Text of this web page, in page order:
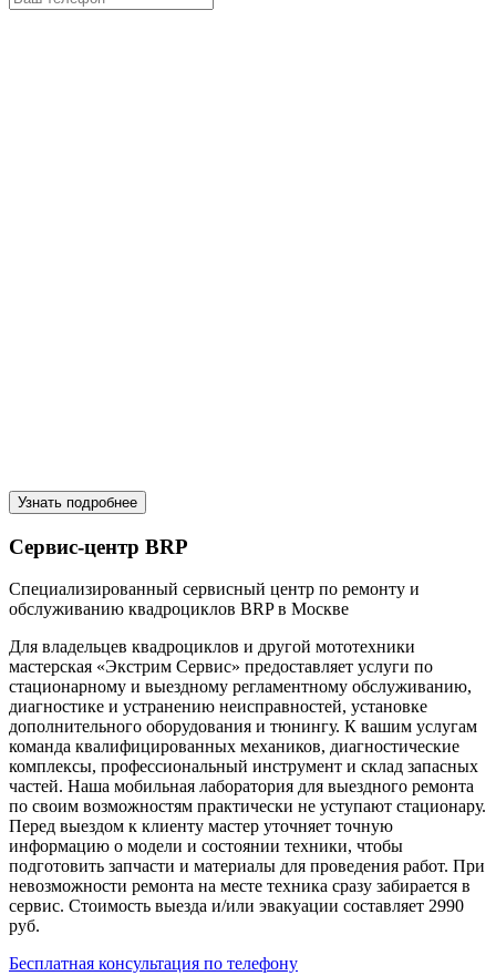
Узнать подробнее
Сервис-центр BRP
Специализированный сервисный центр по ремонту и
обслуживанию квадроциклов BRP в Москве
Для владельцев квадроциклов и другой мототехники
мастерская «Экстрим Сервис» предоставляет услуги по
стационарному и выездному регламентному обслуживанию,
диагностике и устранению неисправностей, установке
дополнительного оборудования и тюнингу. К вашим услугам
команда квалифицированных механиков, диагностические
комплексы, профессиональный инструмент и склад запасных
частей. Наша мобильная лаборатория для выездного ремонта
по своим возможностям практически не уступают стационару.
Перед выездом к клиенту мастер уточняет точную
информацию о модели и состоянии техники, чтобы
подготовить запчасти и материалы для проведения работ. При
невозможности ремонта на месте техника сразу забирается в
сервис. Стоимость выезда и/или эвакуации составляет 2990
руб.
Бесплатная консультация по телефону